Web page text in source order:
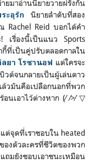
มาอ่านนิยายวายฝรั่งกัน
ะอุรัก
นิยายลำดับที่สอง
Rachel Reid บอกได้คำ
! เรื่องนี้เป็นแนว Sports
ที่เป็นคู่ปรับตลอดกาลใน
ลยา โรซานอฟ แต่ใครจะ
ต์จนกลายเป็นผู้เล่นดาว
วมันคือเปลือกนอกที่พวก
เอาไว้ต่างหาก (⁄ ⁄>⁄ ▽
จุดที่เราชอบใน heated
งตัวละครที่ชีวิตของพวก
มยังชอบเอาชนะเหมือน